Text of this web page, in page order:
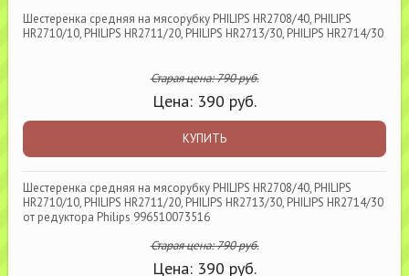
Шестеренка средняя на мясорубку PHILIPS HR2708/40, PHILIPS
HR2710/10, PHILIPS HR2711/20, PHILIPS HR2713/30, PHILIPS HR2714/30
Старая цена:790руб.
Цена: 390 руб.
КУПИТЬ
Шестеренка средняя на мясорубку PHILIPS HR2708/40, PHILIPS
HR2710/10, PHILIPS HR2711/20, PHILIPS HR2713/30, PHILIPS HR2714/30
от редуктора Philips 996510073516
Старая цена:790руб.
Цена: 390 руб.